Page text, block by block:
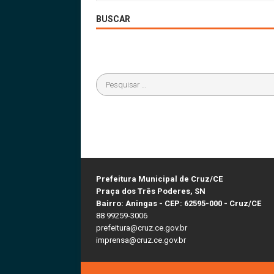
BUSCAR
Prefeitura Municipal de Cruz/CE
Praça dos Três Poderes, SN
Bairro: Aningas - CEP: 62595-000 - Cruz/CE
88 99259-3006
prefeitura@cruz.ce.gov.br
imprensa@cruz.ce.gov.br